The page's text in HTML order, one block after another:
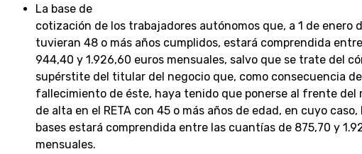
La base de
cotización de los trabajadores autónomos que, a 1 de enero
tuvieran 48 o más años cumplidos, estará comprendida
944,40 y 1.926,60 euros mensuales, salvo que se trate del
supérstite del titular del negocio que, como consecuencia del
fallecimiento de éste, haya tenido que ponerse al frente del
de alta en el RETA con 45 o más años de edad, en cuyo
bases estará comprendida entre las cuantías de 875,70 y
mensuales.